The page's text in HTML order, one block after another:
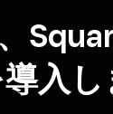
導入